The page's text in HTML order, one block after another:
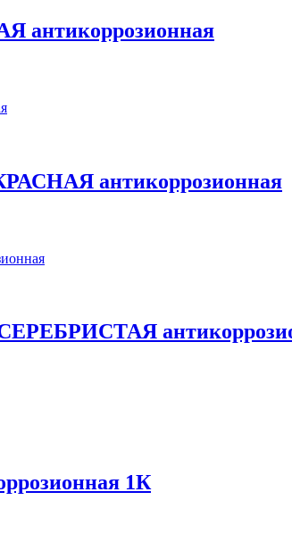
антикоррозионная
антикоррозионная
СЕРЕБРИСТАЯ
1К